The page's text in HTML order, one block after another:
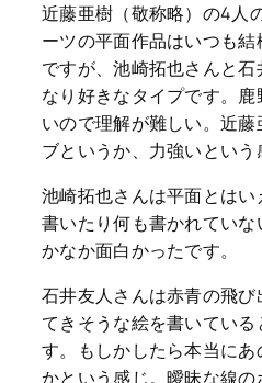
近藤亜樹（敬称略）の4人
ーツの平面作品はいつも
ですが、池崎拓也さんと
なり好きなタイプです。
いので理解が難しい。近
ブというか、力強いという
池崎拓也さんは平面とは
書いたり何も書かれてい
かなか面白かったです。
石井友人さんは赤青の飛
てきそうな絵を書いてい
す。もしかしたら本当に
かという感じ。曖昧な線